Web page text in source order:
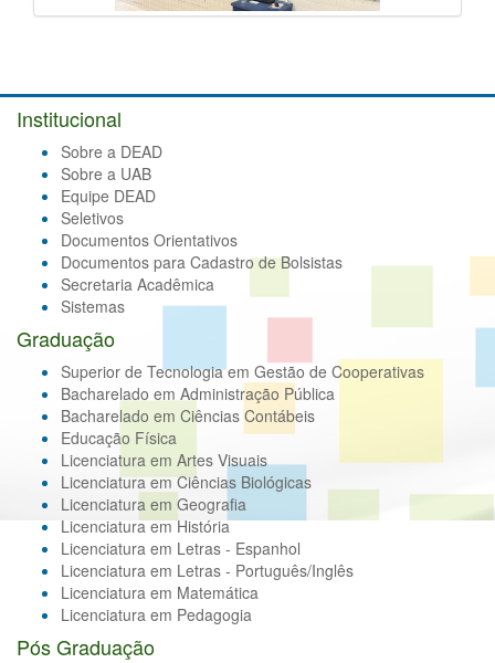
Institucional
Sobre a DEAD
Sobre a UAB
Equipe DEAD
Seletivos
Documentos Orientativos
Documentos para Cadastro de Bolsistas
Secretaria Acadêmica
Sistemas
Graduação
Superior de Tecnologia em Gestão de Cooperativas
Bacharelado em Administração Pública
Bacharelado em Ciências Contábeis
Educação Física
Licenciatura em Artes Visuais
Licenciatura em Ciências Biológicas
Licenciatura em Geografia
Licenciatura em História
Licenciatura em Letras - Espanhol
Licenciatura em Letras - Português/Inglês
Licenciatura em Matemática
Licenciatura em Pedagogia
Pós Graduação